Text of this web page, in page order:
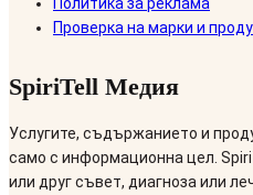
Проверка на марки и
SpiriTell Медия
Услугите, съдържанието и
само с информационна цел.
или друг съвет, диагноза или